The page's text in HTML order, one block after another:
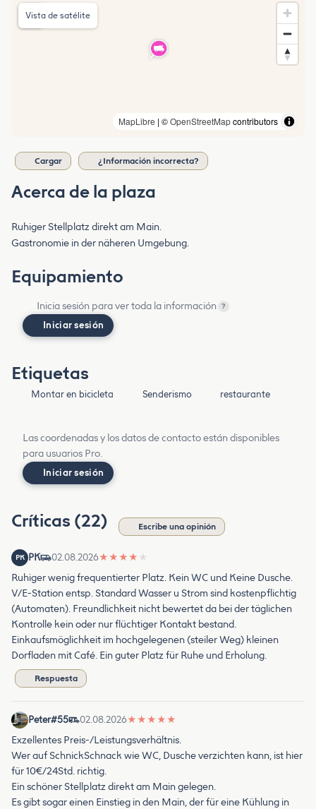
MapLibre | ©OpenStreetMapcontributors
Vista de satélite
Cargar ¿Información incorrecta?
Acerca de la plaza
Ruhiger Stellplatz direkt am Main.
Gastronomie in der näheren Umgebung.
Equipamiento
Inicia sesión para ver toda la información ?
Iniciar sesión
Etiquetas
Montar en bicicleta Senderismo restaurante
Las coordenadas y los datos de contacto están disponibles
para usuarios Pro.
Iniciar sesión
Críticas (22) Escribe una opinión
PK PK 02.08.2026★ ★ ★ ★ ★
Ruhiger wenig frequentierter Platz. Kein WC und Keine Dusche.
V/E-Station entsp. Standard Wasser u Strom sind kostenpflichtig
(Automaten). Freundlichkeit nicht bewertet da bei der täglichen
Kontrolle kein oder nur flüchtiger Kontakt bestand.
Einkaufsmöglichkeit im hochgelegenen (steiler Weg) kleinen
Dorfladen mit Café. Ein guter Platz für Ruhe und Erholung.
Respuesta
Peter#55 02.08.2026★ ★ ★ ★ ★
Exzellentes Preis-/Leistungsverhältnis.
Wer auf SchnickSchnack wie WC, Dusche verzichten kann, ist hier
für 10€/24Std. richtig.
Ein schöner Stellplatz direkt am Main gelegen.
Es gibt sogar einen Einstieg in den Main, der für eine Kühlung in